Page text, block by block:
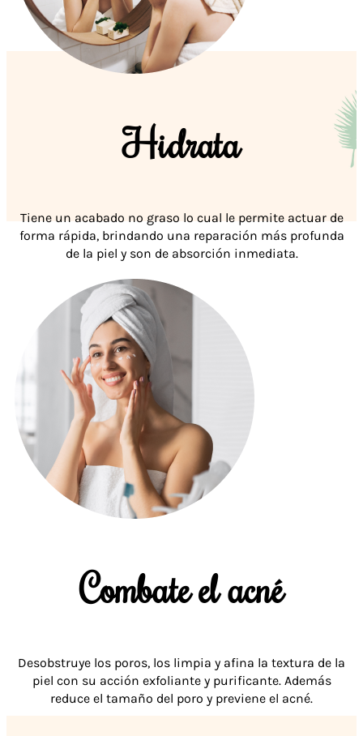
Hidrata
Tiene un acabado no graso lo cual le permite actuar de
forma rápida, brindando una reparación más profunda
de la piel y son de absorción inmediata.
Combate el acné
Desobstruye los poros, los limpia y afina la textura de la
piel con su acción exfoliante y purificante. Además
reduce el tamaño del poro y previene el acné.